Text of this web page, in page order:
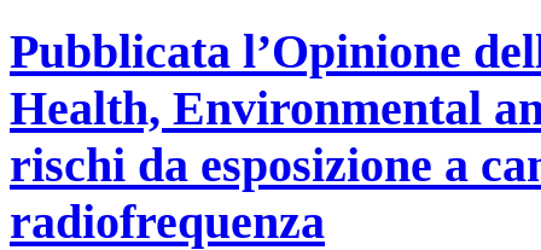
Pubblicata l’Opinione
Health, Environmental
rischi da esposizione a
radiofrequenza